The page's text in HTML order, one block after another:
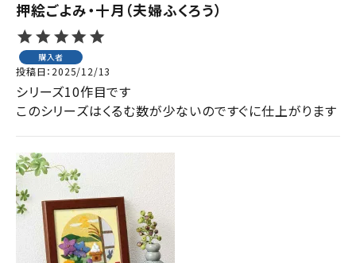
押絵ごよみ・十月（夫婦ふくろう）
購入者
投稿日 2025/12/13
シリーズ10作目です
このシリーズはくるむ数が少ないのですぐに仕上がります